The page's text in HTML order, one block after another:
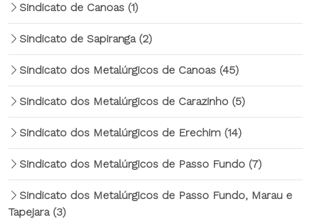
Sindicato de Canoas (1)
Sindicato de Sapiranga (2)
Sindicato dos Metalúrgicos de Canoas (45)
Sindicato dos Metalúrgicos de Carazinho (5)
Sindicato dos Metalúrgicos de Erechim (14)
Sindicato dos Metalúrgicos de Passo Fundo (7)
Sindicato dos Metalúrgicos de Passo Fundo, Marau e
Tapejara (3)